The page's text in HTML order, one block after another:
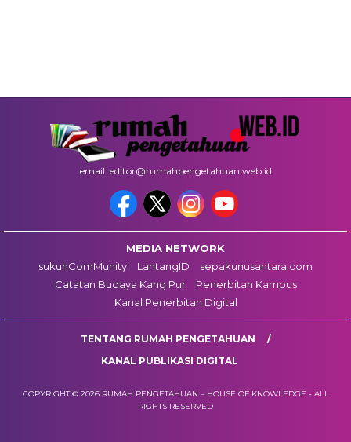
email: editor@rumahpengetahuan.web.id
MEDIA NETWORK
sukuhComMunity
LantangID
sepakunusantara.com
Catatan Budaya Kang Pur
Penerbitan Kampus
Kanal Penerbitan Digital
TENTANG RUMAH PENGETAHUAN
KANAL PUBLIKASI DIGITAL
COPYRIGHT © 2026 RUMAH PENGETAHUAN – HOUSE OF KNOWLEDGE - ALL
RIGHTS RESERVED